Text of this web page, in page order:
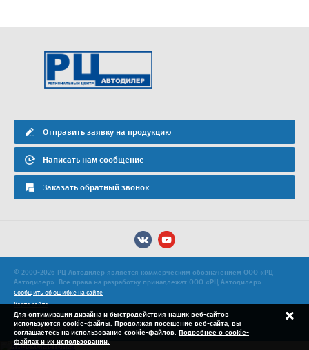
Отправить заявку на продукцию
Написать нам сообщение
Заказать обратный звонок
© 2000-2026 РЦ Автодилер является коммерческим обозначением ООО «РЦ
Автодилер». Все права на разработку принадлежат ООО «РЦ Автодилер».
Сообщить об ошибке на сайте
Карта сайта
Политика конфиденциальности
Продвижение сайта
Для оптимизации дизайна и быстродействия наших веб-сайтов
используются cookie-файлы. Продолжая посещение веб-сайта, вы
соглашаетесь на использование cookie-файлов. Подробнее о cookie-
файлах и их использовании.